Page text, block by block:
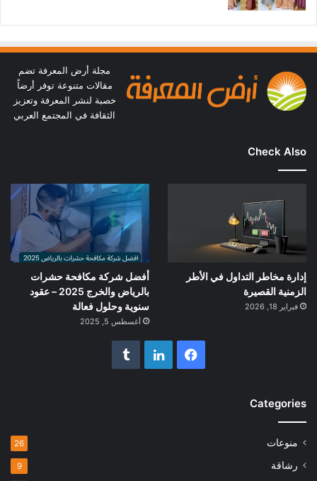
مجلة أرض المعرفة تضم
مقالات متنوعة توفر أرضاً
خصبة لنشر المعرفة وتعزيز
الثقافة في المجتمع العربي
Check Also
إدارة مخاطر التداول في الأطر
الزمنية القصيرة
فبراير 18, 2026
أفضل شركة مكافحة حشرات
بالرياض والخرج 2025 – عقود
سنوية وحلول فعالة
أغسطس 5, 2025
فيسبوكلينكدإن
‏Tumblr
Categories
منوعات 26
رشاقة 9